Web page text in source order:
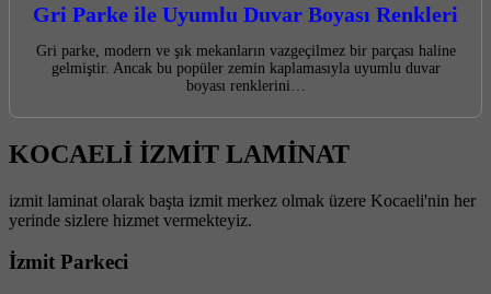
Gri Parke ile Uyumlu Duvar Boyası Renkleri
Gri parke, modern ve şık mekanların vazgeçilmez bir parçası haline
gelmiştir. Ancak bu popüler zemin kaplamasıyla uyumlu duvar
boyası renklerini…
KOCAELİ İZMİT LAMİNAT
izmit laminat olarak başta izmit merkez olmak üzere Kocaeli'nin her
yerinde sizlere hizmet vermekteyiz.
İzmit Parkeci